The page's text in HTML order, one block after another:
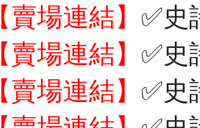
【賣場連結】 ✅史
【賣場連結】 ✅史
【賣場連結】 ✅史